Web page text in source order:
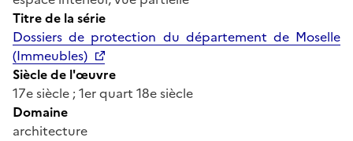
Titre de la série
Dossiers de protection du département de Moselle
(Immeubles)
Siècle de l'œuvre
17e siècle ; 1er quart 18e siècle
Domaine
architecture